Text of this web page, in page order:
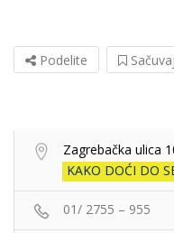
Podelite
Zagrebačka ulica
KAKO DOĆI DO
01/ 2755 – 955